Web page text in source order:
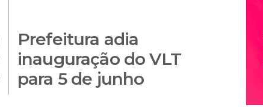
Prefeitura adia
inauguração do VLT
para 5 de junho